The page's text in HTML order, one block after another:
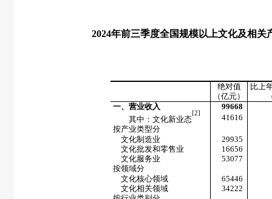
2024年前三季度全国规模以上文化及相关
绝对值
（亿元）
比上
一、营业收入
99668
其中：文化新业态
[2]
41616
按产业类型分
文化制造业
29935
文化批发和零售业
16656
文化服务业
53077
按领域分
文化核心领域
65446
文化相关领域
34222